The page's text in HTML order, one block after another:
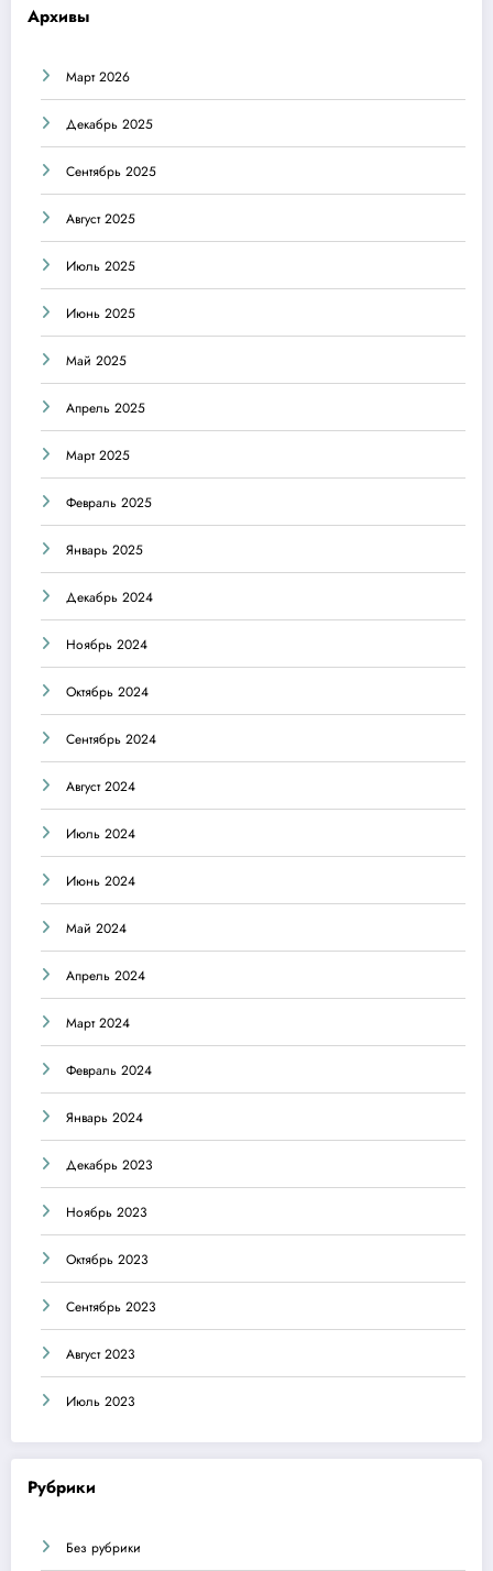
Архивы
Март 2026
Декабрь 2025
Сентябрь 2025
Август 2025
Июль 2025
Июнь 2025
Май 2025
Апрель 2025
Март 2025
Февраль 2025
Январь 2025
Декабрь 2024
Ноябрь 2024
Октябрь 2024
Сентябрь 2024
Август 2024
Июль 2024
Июнь 2024
Май 2024
Апрель 2024
Март 2024
Февраль 2024
Январь 2024
Декабрь 2023
Ноябрь 2023
Октябрь 2023
Сентябрь 2023
Август 2023
Июль 2023
Рубрики
Без рубрики